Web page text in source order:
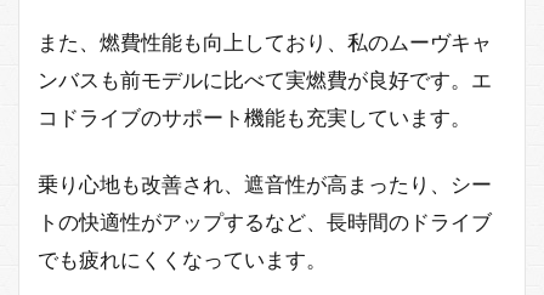
また、燃費性能も向上しており、私のムーヴキャ
ンバスも前モデルに比べて実燃費が良好です。エ
コドライブのサポート機能も充実しています。
乗り心地も改善され、遮音性が高まったり、シー
トの快適性がアップするなど、長時間のドライブ
でも疲れにくくなっています。